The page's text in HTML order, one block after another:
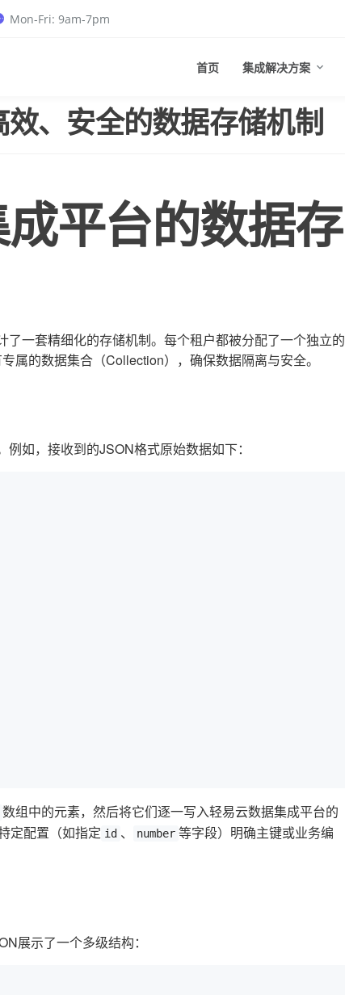
Mon-Fri: 9am-7pm
首页 集成解决方案
、安全的数据存储机制
平台的数据存
一套精细化的存储机制。每个租户都被分配了一个独立的
属的数据集合（Collection），确保数据隔离与安全。
如，接收到的JSON格式原始数据如下：
数组中的元素，然后将它们逐一写入轻易云数据集成平台的
定配置（如指定 id 、 number 等字段）明确主键或业务编
展示了一个多级结构：